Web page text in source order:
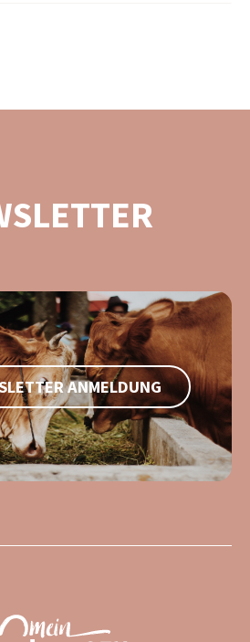
ANMELDUNG